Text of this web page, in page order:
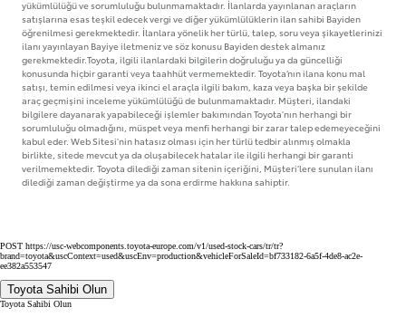
yükümlülüğü ve sorumluluğu bulunmamaktadır. İlanlarda yayınlanan araçların
satışlarına esas teşkil edecek vergi ve diğer yükümlülüklerin ilan sahibi Bayiden
öğrenilmesi gerekmektedir. İlanlara yönelik her türlü, talep, soru veya şikayetlerinizi
ilanı yayınlayan Bayiye iletmeniz ve söz konusu Bayiden destek almanız
gerekmektedir.Toyota, ilgili ilanlardaki bilgilerin doğruluğu ya da güncelliği
konusunda hiçbir garanti veya taahhüt vermemektedir. Toyota’nın ilana konu mal
satışı, temin edilmesi veya ikinci el araçla ilgili bakım, kaza veya başka bir şekilde
araç geçmişini inceleme yükümlülüğü de bulunmamaktadır. Müşteri, ilandaki
bilgilere dayanarak yapabileceği işlemler bakımından Toyota'nın herhangi bir
sorumluluğu olmadığını, müspet veya menfi herhangi bir zarar talep edemeyeceğini
kabul eder. Web Sitesi'nin hatasız olması için her türlü tedbir alınmış olmakla
birlikte, sitede mevcut ya da oluşabilecek hatalar ile ilgili herhangi bir garanti
verilmemektedir. Toyota dilediği zaman sitenin içeriğini, Müşteri’lere sunulan ilanı
dilediği zaman değiştirme ya da sona erdirme hakkına sahiptir.
POST https://usc-webcomponents.toyota-europe.com/v1/used-stock-cars/tr/tr?
brand=toyota&uscContext=used&uscEnv=production&vehicleForSaleId=bf733182-6a5f-4de8-ac2e-
ee382a553547
Toyota Sahibi Olun
Toyota Sahibi Olun